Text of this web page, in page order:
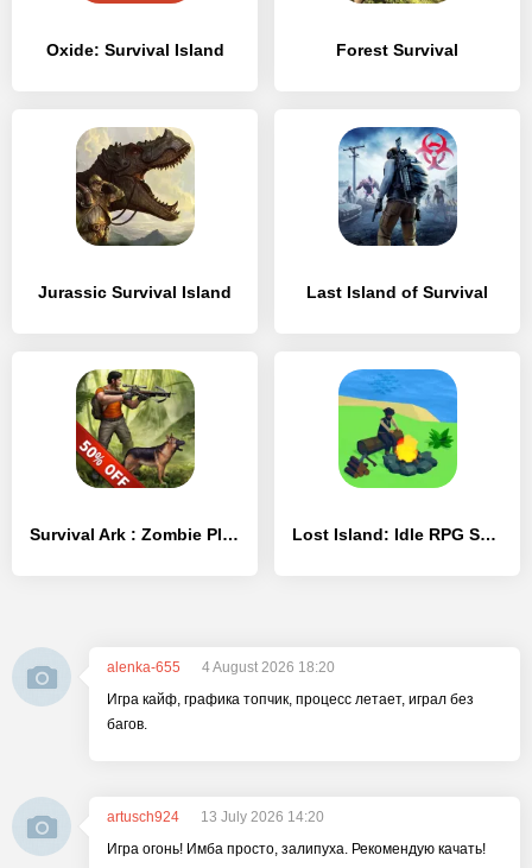
Oxide: Survival Island Forest Survival
Jurassic Survival Island Last Island of Survival
Survival Ark : Zombie Plague Island Lost Island: Idle RPG Survival
alenka-655
4 August 2026 18:20
Игра кайф, графика топчик, процесс летает, играл без
багов.
artusch924
13 July 2026 14:20
Игра огонь! Имба просто, залипуха. Рекомендую качать!